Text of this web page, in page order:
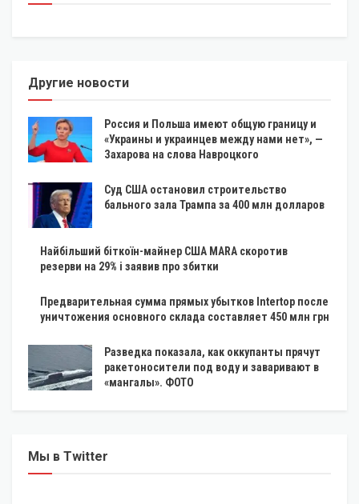
Другие новости
Россия и Польша имеют общую границу и
«Украины и украинцев между нами нет», —
Захарова на слова Навроцкого
Суд США остановил строительство
бального зала Трампа за 400 млн долларов
Найбільший біткоїн-майнер США MARA скоротив
резерви на 29% і заявив про збитки
Предварительная сумма прямых убытков Intertop после
уничтожения основного склада составляет 450 млн грн
Разведка показала, как оккупанты прячут
ракетоносители под воду и заваривают в
«мангалы». ФОТО
Мы в Twitter